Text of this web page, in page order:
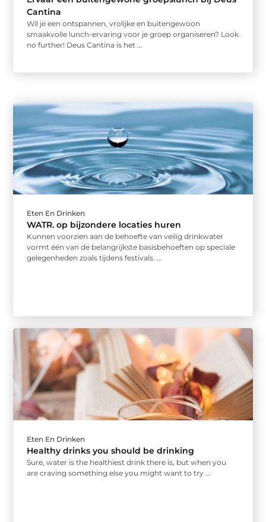
Cantina
Wil je een ontspannen, vrolijke en buitengewoon
smaakvolle lunch-ervaring voor je groep organiseren? Look
no further! Deus Cantina is het ...
Eten En Drinken
WATR. op bijzondere locaties huren
Kunnen voorzien aan de behoefte van veilig drinkwater
vormt één van de belangrijkste basisbehoeften op speciale
gelegenheden zoals tijdens festivals. ...
Eten En Drinken
Healthy drinks you should be drinking
Sure, water is the healthiest drink there is, but when you
are craving something else you might want to try ...